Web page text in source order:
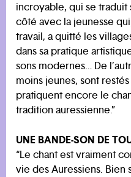
incroyable, qui se traduit
côté avec la jeunesse
travail, a quitté les
dans sa pratique
sons modernes… De
moins jeunes, sont
pratiquent encore le
tradition auressienne.”
UNE BANDE-SON DE
“Le chant est vraiment
vie des Auressiens. Bien